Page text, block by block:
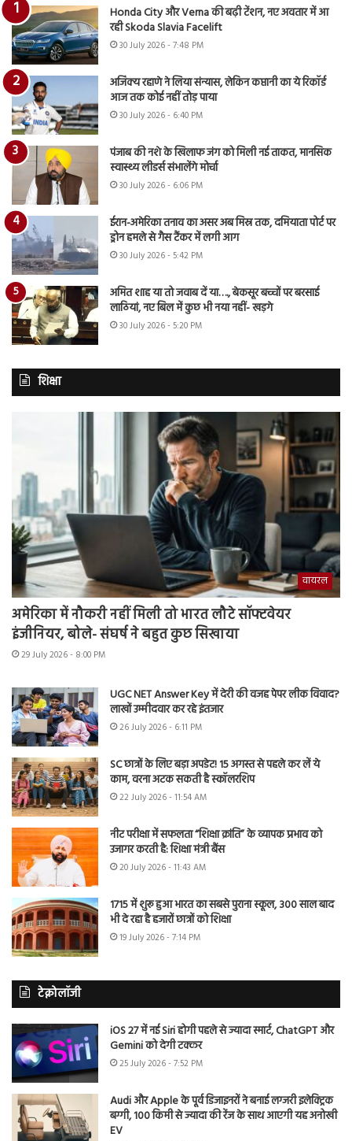
Honda City और Verna की बढ़ी टेंशन, नए अवतार में आ
रही Skoda Slavia Facelift
30 July 2026 - 7:48 PM
अजिंक्य रहाणे ने लिया संन्यास, लेकिन कप्तानी का ये रिकॉर्ड
आज तक कोई नहीं तोड़ पाया
30 July 2026 - 6:40 PM
पंजाब की नशे के खिलाफ जंग को मिली नई ताकत, मानसिक
स्वास्थ्य लीडर्स संभालेंगे मोर्चा
30 July 2026 - 6:06 PM
ईरान-अमेरिका तनाव का असर अब मिस्र तक, दमियाता पोर्ट पर
ड्रोन हमले से गैस टैंकर में लगी आग
30 July 2026 - 5:42 PM
अमित शाह या तो जवाब दें या…., बेकसूर बच्चों पर बरसाई
लाठियां, नए बिल में कुछ भी नया नहीं- खड़गे
30 July 2026 - 5:20 PM
शिक्षा
वायरल
अमेरिका में नौकरी नहीं मिली तो भारत लौटे सॉफ्टवेयर
इंजीनियर, बोले- संघर्ष ने बहुत कुछ सिखाया
29 July 2026 - 8:00 PM
UGC NET Answer Key में देरी की वजह पेपर लीक विवाद?
लाखों उम्मीदवार कर रहे इंतजार
26 July 2026 - 6:11 PM
SC छात्रों के लिए बड़ा अपडेट! 15 अगस्त से पहले कर लें ये
काम, वरना अटक सकती है स्कॉलरशिप
22 July 2026 - 11:54 AM
नीट परीक्षा में सफलता “शिक्षा क्रांति” के व्यापक प्रभाव को
उजागर करती है: शिक्षा मंत्री बैंस
20 July 2026 - 11:43 AM
1715 में शुरू हुआ भारत का सबसे पुराना स्कूल, 300 साल बाद
भी दे रहा है हजारों छात्रों को शिक्षा
19 July 2026 - 7:14 PM
टेक्नोलॉजी
iOS 27 में नई Siri होगी पहले से ज्यादा स्मार्ट, ChatGPT और
Gemini को देगी टक्कर
25 July 2026 - 7:52 PM
Audi और Apple के पूर्व डिजाइनरों ने बनाई लग्जरी इलेक्ट्रिक
बग्गी, 100 किमी से ज्यादा की रेंज के साथ आएगी यह अनोखी
EV